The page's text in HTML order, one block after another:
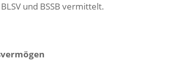
und BSSB vermittelt.